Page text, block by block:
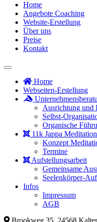
Home
Angebote Coaching
Website-Erstellung
Über uns
Preise
Kontakt
Home
Webseiten-Erstellung
Ausrichtung und
Selbst-
Organische
11k Jappa Meditation
Konzept
Termine
Aufstellungsarbeit
Gemeinsame
Seelenkörper-
Infos
Impressum
AGB
Brookweg 35, 24568